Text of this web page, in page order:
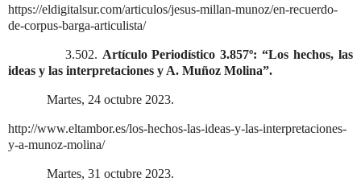
https://eldigitalsur.com/articulos/jesus-millan-munoz/en-recuerdo-
de-corpus-barga-articulista/
3.502. Artículo Periodístico 3.857º: “Los hechos, las
ideas y las interpretaciones y A. Muñoz Molina”.
Martes, 24 octubre 2023.
http://www.eltambor.es/los-hechos-las-ideas-y-las-interpretaciones-
y-a-munoz-molina/
Martes, 31 octubre 2023.